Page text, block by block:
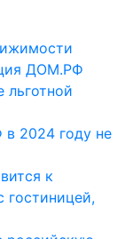
ДОМ.РФ
льготной
в 2024 году не
к
гостиницей,